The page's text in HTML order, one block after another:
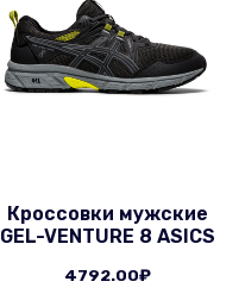
Кроссовки мужские
GEL-VENTURE 8 ASICS
4792.00₽